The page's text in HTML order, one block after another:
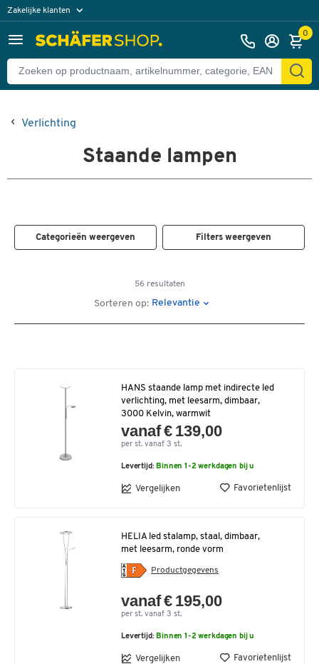
Zakelijke klanten
Particuliere klanten 0
Verlichting
Staande lampen
Categorieën weergeven Filters weergeven
56 resultaten
Sorteren op: Relevantie
HANS staande lamp met indirecte led
verlichting, met leesarm, dimbaar,
3000 Kelvin, warmwit
vanaf € 139,00
per st. vanaf 3 st.
Levertijd: Binnen 1-2 werkdagen bij u
Vergelijken Favorietenlijst
HELIA led stalamp, staal, dimbaar,
met leesarm, ronde vorm
Productgegevens
vanaf € 195,00
per st. vanaf 3 st.
Levertijd: Binnen 1-2 werkdagen bij u
Vergelijken Favorietenlijst